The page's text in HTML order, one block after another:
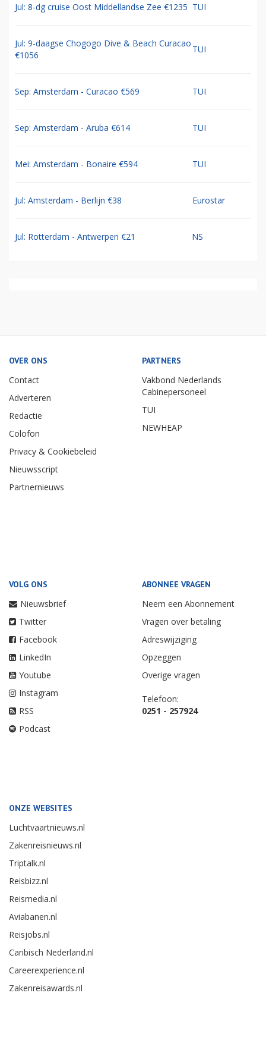
Jul: 8-dg cruise Oost Middellandse Zee €1235 TUI
Jul: 9-daagse Chogogo Dive & Beach Curacao
€1056
TUI
Sep: Amsterdam - Curacao €569 TUI
Sep: Amsterdam - Aruba €614 TUI
Mei: Amsterdam - Bonaire €594 TUI
Jul: Amsterdam - Berlijn €38 Eurostar
Jul: Rotterdam - Antwerpen €21 NS
OVER ONS
Contact
Adverteren
Redactie
Colofon
Privacy & Cookiebeleid
Nieuwsscript
Partnernieuws
PARTNERS
Vakbond Nederlands
Cabinepersoneel
TUI
NEWHEAP
VOLG ONS
Nieuwsbrief
Twitter
Facebook
LinkedIn
Youtube
Instagram
RSS
Podcast
ABONNEE VRAGEN
Neem een Abonnement
Vragen over betaling
Adreswijziging
Opzeggen
Overige vragen
Telefoon:
0251 - 257924
ONZE WEBSITES
Luchtvaartnieuws.nl
Zakenreisnieuws.nl
Triptalk.nl
Reisbizz.nl
Reismedia.nl
Aviabanen.nl
Reisjobs.nl
Caribisch Nederland.nl
Careerexperience.nl
Zakenreisawards.nl